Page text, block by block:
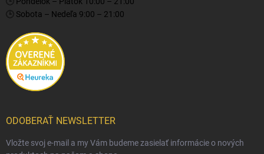
🕒 Sobota – Nedeľa 9:00 – 21:00
ODOBERAŤ NEWSLETTER
Vložte svoj e-mail a my Vám budeme zasielať informácie o nových